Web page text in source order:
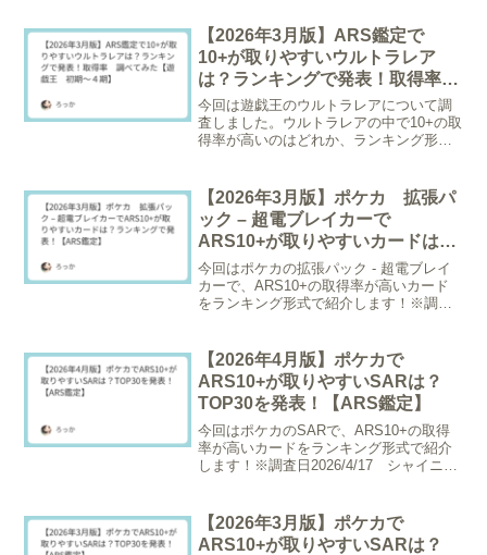
定に出された枚数はどれくらい増えたの
か？ARS...
【2026年3月版】ARS鑑定で
10+が取りやすいウルトラレア
は？ランキングで発表！取得率
調べてみた【遊戯王 初期～４
期】
今回は遊戯王のウルトラレアについて調
査しました。ウルトラレアの中で10+の取
得率が高いのはどれか、ランキング形式
象。画像をクリックするとトレトクの在
庫ページ...
【2026年3月版】ポケカ 拡張パ
ック – 超電ブレイカーで
ARS10+が取りやすいカードは？
ランキングで発表！【ARS鑑定】
今回はポケカの拡張パック - 超電ブレイ
カーで、ARS10+の取得率が高いカード
をランキング形式で紹介します！※調査
レトクの在庫をチェックできます！/* -...
【2026年4月版】ポケカで
ARS10+が取りやすいSARは？
TOP30を発表！【ARS鑑定】
今回はポケカのSARで、ARS10+の取得
率が高いカードをランキング形式で紹介
します！※調査日2026/4/17 シャイニー
のが対象。/* --- ランキング特...
【2026年3月版】ポケカで
ARS10+が取りやすいSARは？